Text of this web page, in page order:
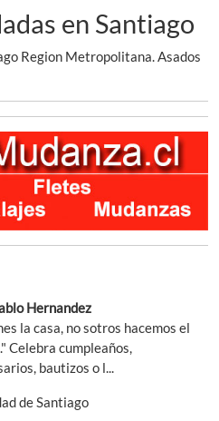
en Santiago
Region Metropolitana. Asados
Hernandez
la casa, no sotros hacemos el
Celebra cumpleaños,
bautizos o l...
de Santiago